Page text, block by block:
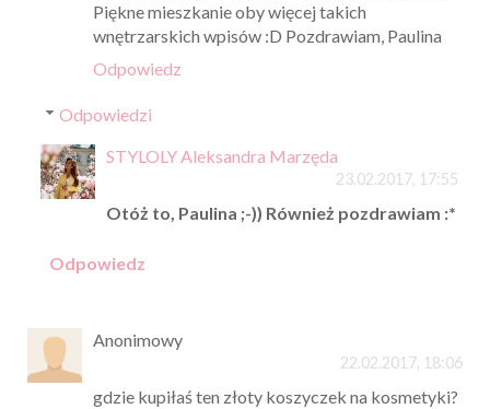
Piękne mieszkanie oby więcej takich
wnętrzarskich wpisów :D Pozdrawiam, Paulina
Odpowiedz
Odpowiedzi
STYLOLY Aleksandra Marzęda
23.02.2017, 17:55
Otóż to, Paulina ;-)) Również pozdrawiam :*
Odpowiedz
Anonimowy
22.02.2017, 18:06
gdzie kupiłaś ten złoty koszyczek na kosmetyki?